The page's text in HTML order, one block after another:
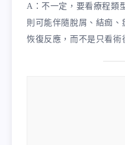
A：不一定，要看療程類
則可能伴隨脫屑、結痂
恢復反應，而不是只看術